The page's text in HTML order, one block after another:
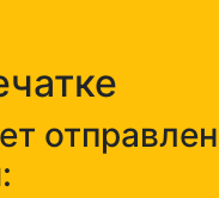
отправлен